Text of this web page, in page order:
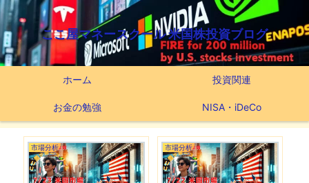
ここ屋マネースクール 米国株投資ブログ
ホーム 投資関連
お金の勉強 NISA・iDeCo
市場分析 市場分析